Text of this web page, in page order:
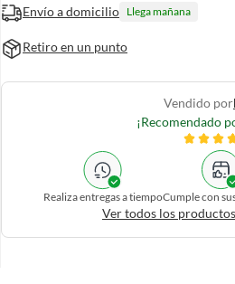
Envío a domicilio Llega mañana
Retiro en un punto
Vendido por
¡Recomendado
Realiza entregas a tiempoCumple con
Ver todos los